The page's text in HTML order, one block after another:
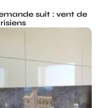
suit : vent de